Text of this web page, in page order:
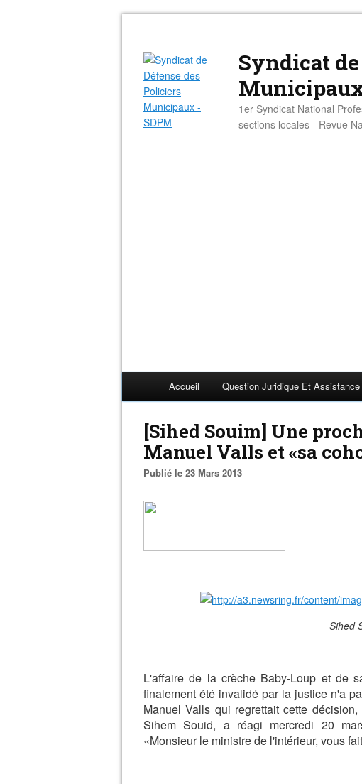
Syndicat
1er Syndicat National
sections locales - Revue
Accueil Question Juridique Et Assistance
[Sihed Souim] Une
Manuel Valls et «sa
Publié le 23 Mars 2013
Sihed
L'affaire de la crèche Baby-Loup et de
finalement été invalidé par la justice n'a
Manuel Valls qui regrettait cette
Sihem Souid, a réagi mercredi 20
«Monsieur le ministre de l'intérieur, vous